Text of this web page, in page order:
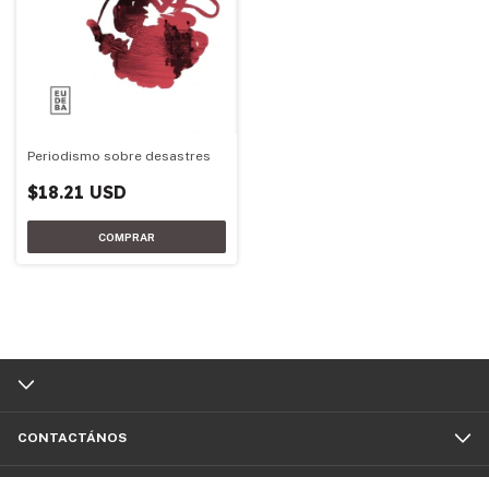
Periodismo sobre desastres
$18.21 USD
CONTACTÁNOS